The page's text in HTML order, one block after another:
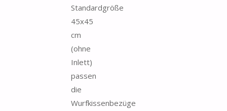
Standardgröße
45x45
cm
(ohne
Inlett)
passen
die
Wurfkissenbezüge